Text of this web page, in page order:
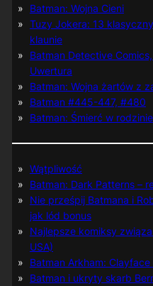
Batman: Wojna Cieni
Tuzy Jokera: 13
klaunie
Batman Detective
Uwertura
Batman: Wojna żartów z
Batman #445-447, #480
Batman: Śmierć w rodzinie
Wątpliwość
Batman: Dark Patterns –
Nie prześpij Batmana i
jak lód bonus
Najlepsze komiksy
USA)
Batman Arkham:
Batman i ukryty skarb